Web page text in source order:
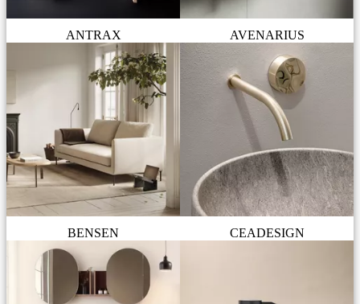
ANTRAX AVENARIUS
BENSEN CEADESIGN